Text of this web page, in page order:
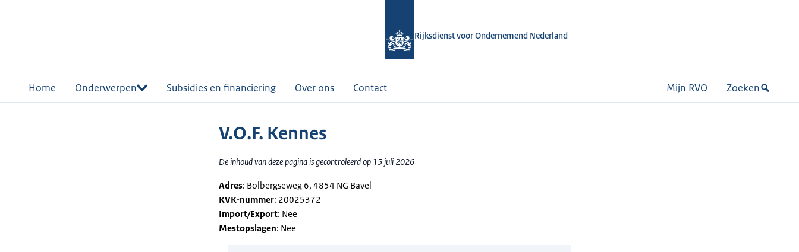
Rijksdienst voor Ondernemend Nederland
Home Onderwerpen Subsidies en financiering Over ons Contact Mijn RVO Zoeken
V.O.F. Kennes
De inhoud van deze pagina is gecontroleerd op 15 juli 2026
Adres: Bolbergseweg 6, 4854 NG Bavel
KVK-nummer: 20025372
Import/Export: Nee
Mestopslagen: Nee